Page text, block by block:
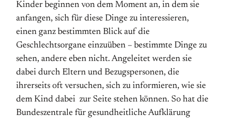
Kinder beginnen von dem Moment an, in dem sie
anfangen, sich für diese Dinge zu interessieren,
einen ganz bestimmten Blick auf die
Geschlechtsorgane einzuüben – bestimmte Dinge zu
sehen, andere eben nicht. Angeleitet werden sie
dabei durch Eltern und Bezugspersonen, die
ihrerseits oft versuchen, sich zu informieren, wie sie
dem Kind dabei zur Seite stehen können. So hat die
Bundeszentrale für gesundheitliche Aufklärung